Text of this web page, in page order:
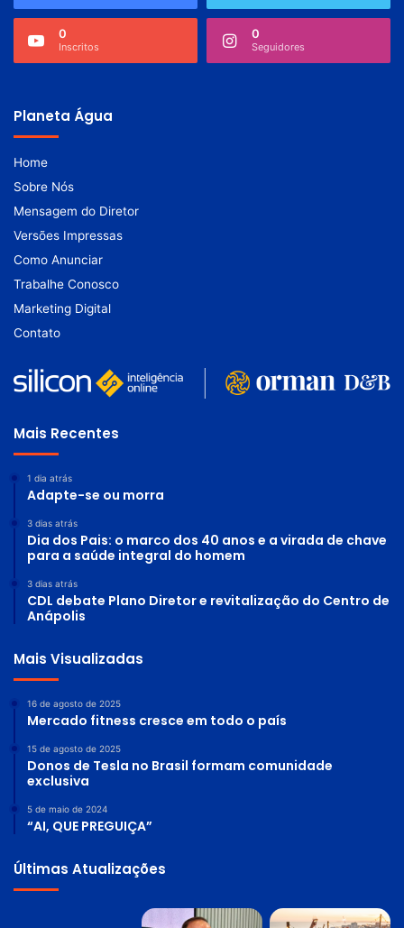
0
Inscritos
0
Seguidores
Planeta Água
Home
Sobre Nós
Mensagem do Diretor
Versões Impressas
Como Anunciar
Trabalhe Conosco
Marketing Digital
Contato
Mais Recentes
1 dia atrás
Adapte-se ou morra
3 dias atrás
Dia dos Pais: o marco dos 40 anos e a virada de chave
para a saúde integral do homem
3 dias atrás
CDL debate Plano Diretor e revitalização do Centro de
Anápolis
Mais Visualizadas
16 de agosto de 2025
Mercado fitness cresce em todo o país
15 de agosto de 2025
Donos de Tesla no Brasil formam comunidade
exclusiva
5 de maio de 2024
“AI, QUE PREGUIÇA”
Últimas Atualizações